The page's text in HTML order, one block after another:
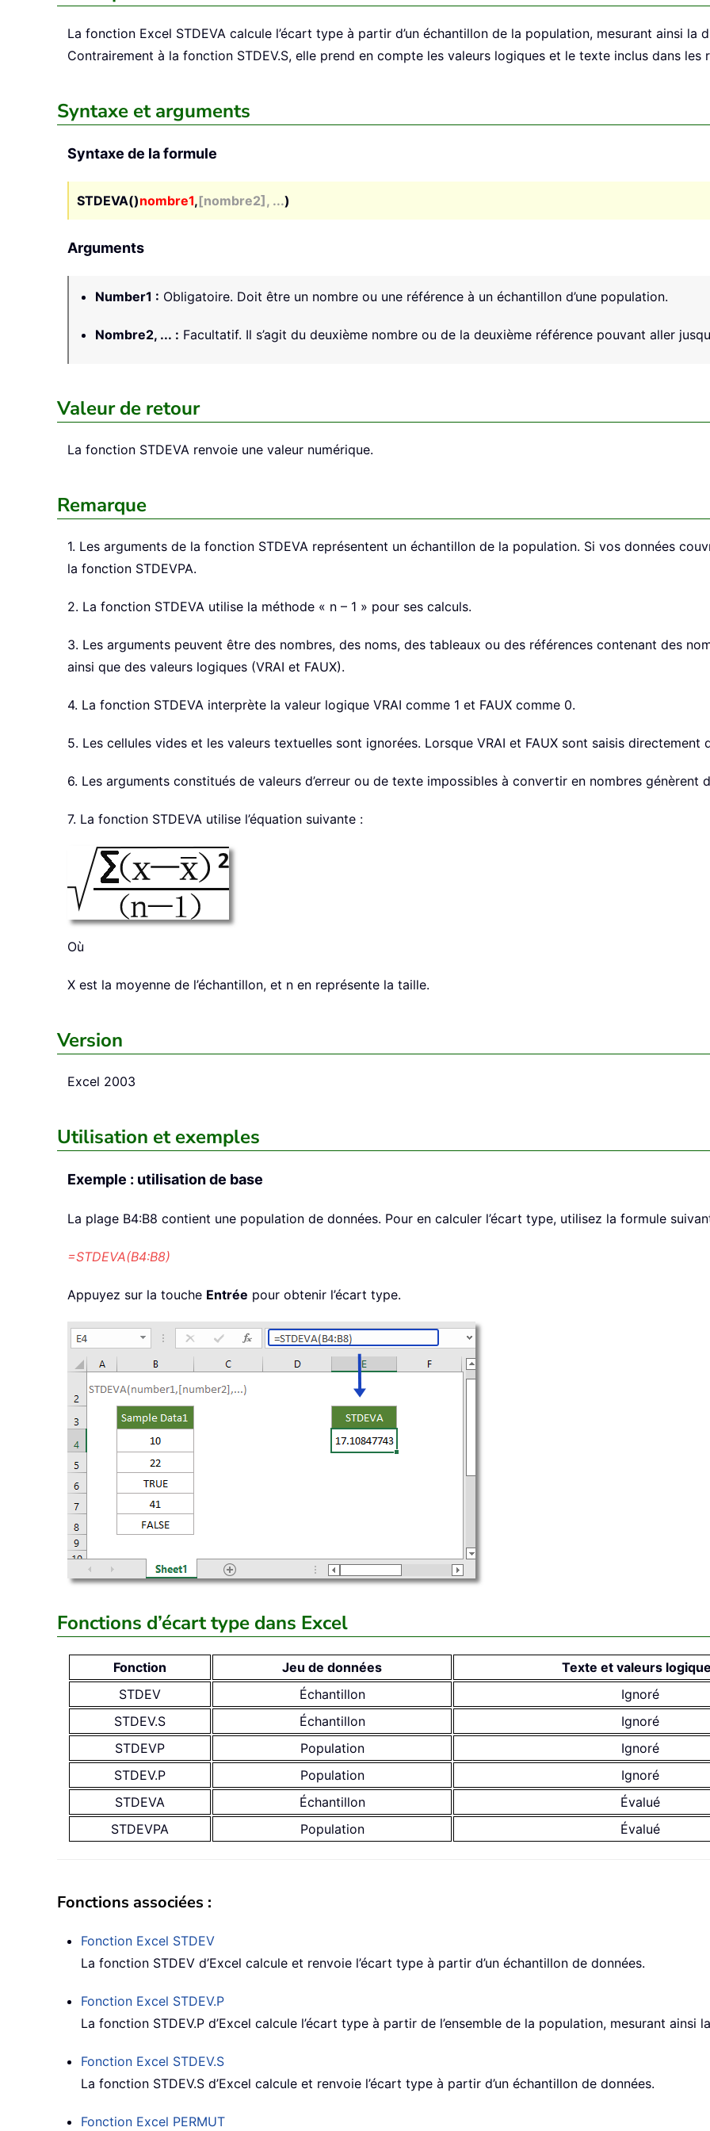
La fonction Excel STDEVA calcule l’écart type à partir d’un échantillon de la population, mesurant ainsi la
Contrairement à la fonction STDEV.S, elle prend en compte les valeurs logiques et le texte inclus dans les
Syntaxe et arguments
Syntaxe de la formule
STDEVA()nombre1,[nombre2], ...)
Arguments
Number1 : Obligatoire. Doit être un nombre ou une référence à un échantillon d’une population.
Nombre2, ... : Facultatif. Il s’agit du deuxième nombre ou de la deuxième référence pouvant aller
Valeur de retour
La fonction STDEVA renvoie une valeur numérique.
Remarque
1. Les arguments de la fonction STDEVA représentent un échantillon de la population. Si vos données
la fonction STDEVPA.
2. La fonction STDEVA utilise la méthode « n – 1 » pour ses calculs.
3. Les arguments peuvent être des nombres, des noms, des tableaux ou des références contenant des
ainsi que des valeurs logiques (VRAI et FAUX).
4. La fonction STDEVA interprète la valeur logique VRAI comme 1 et FAUX comme 0.
5. Les cellules vides et les valeurs textuelles sont ignorées. Lorsque VRAI et FAUX sont saisis directement
6. Les arguments constitués de valeurs d’erreur ou de texte impossibles à convertir en nombres génèrent
7. La fonction STDEVA utilise l’équation suivante :
Où
X est la moyenne de l’échantillon, et n en représente la taille.
Version
Excel 2003
Utilisation et exemples
Exemple : utilisation de base
La plage B4:B8 contient une population de données. Pour en calculer l’écart type, utilisez la formule
=STDEVA(B4:B8)
Appuyez sur la touche Entrée pour obtenir l’écart type.
Fonctions d’écart type dans Excel
Fonction Jeu de données
Texte et valeurs
STDEV
Échantillon
Ignoré
STDEV.S
Échantillon
Ignoré
STDEVP
Population
Ignoré
STDEV.P
Population
Ignoré
STDEVA
Échantillon
Évalué
STDEVPA
Population Évalué
Fonctions associées :
Fonction Excel STDEV
La fonction STDEV d’Excel calcule et renvoie l’écart type à partir d’un échantillon de données.
Fonction Excel STDEV.P
La fonction STDEV.P d’Excel calcule l’écart type à partir de l’ensemble de la population, mesurant
Fonction Excel STDEV.S
La fonction STDEV.S d’Excel calcule et renvoie l’écart type à partir d’un échantillon de données.
Fonction Excel PERMUT